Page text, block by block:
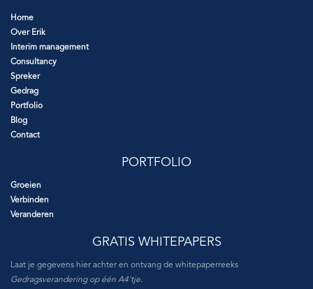
Home
Over Erik
Interim management
Consultancy
Spreker
Gedrag
Portfolio
Blog
Contact
PORTFOLIO
Groeien
Verbinden
Veranderen
GRATIS WHITEPAPERS
Laat je gegevens hier achter en ontvang de whitepaperreeks
Gedragsverandering op één A4'tje.